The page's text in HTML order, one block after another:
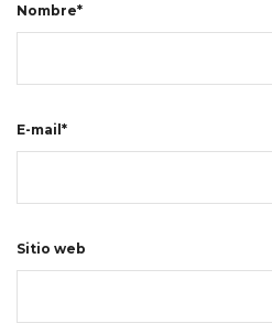
Nombre*
E-mail*
Sitio web